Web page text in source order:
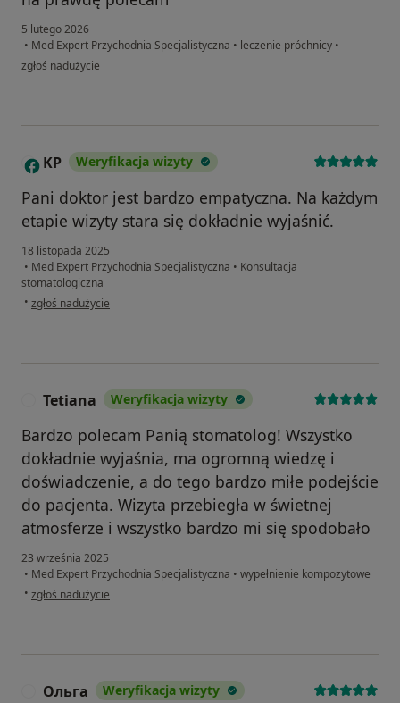
5 lutego 2026
• Med Expert Przychodnia Specjalistyczna • leczenie próchnicy •
w opinii użytkownika Kasia
zgłoś nadużycie
K KP Weryfikacja wizyty
Pani doktor jest bardzo empatyczna. Na każdym
etapie wizyty stara się dokładnie wyjaśnić.
18 listopada 2025
• Med Expert Przychodnia Specjalistyczna • Konsultacja
stomatologiczna
• w opinii użytkownika KP
zgłoś nadużycie
Tetiana Weryfikacja wizyty
Bardzo polecam Panią stomatolog! Wszystko
dokładnie wyjaśnia, ma ogromną wiedzę i
doświadczenie, a do tego bardzo miłe podejście
do pacjenta. Wizyta przebiegła w świetnej
atmosferze i wszystko bardzo mi się spodobało
23 września 2025
• Med Expert Przychodnia Specjalistyczna • wypełnienie kompozytowe
• w opinii użytkownika Tetiana
zgłoś nadużycie
Ольга Weryfikacja wizyty